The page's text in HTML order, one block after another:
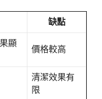
缺點
顯
價格較高
清潔效果有
限